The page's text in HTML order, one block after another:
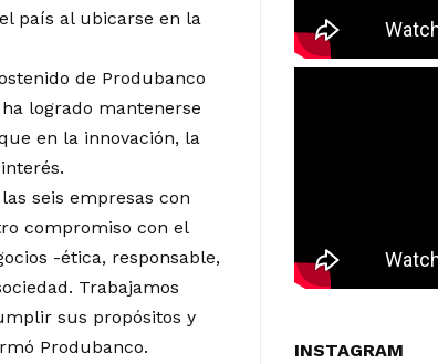
país al ubicarse en la
de Produbanco
logrado mantenerse
en la innovación, la
seis empresas con
compromiso con el
-ética, responsable,
Trabajamos
sus propósitos y
Produbanco.
INSTAGRAM